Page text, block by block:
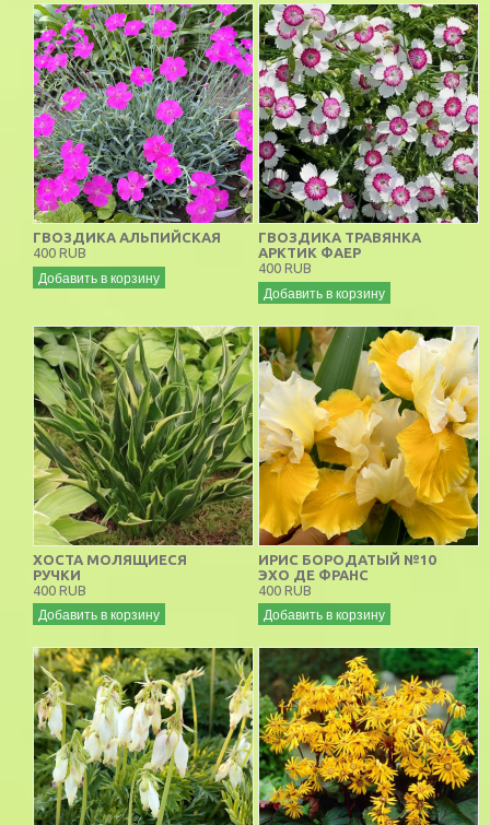
ГВОЗДИКА АЛЬПИЙСКАЯ
400 RUB
Добавить в корзину
ГВОЗДИКА ТРАВЯНКА
АРКТИК ФАЕР
400 RUB
Добавить в корзину
ХОСТА МОЛЯЩИЕСЯ
РУЧКИ
400 RUB
Добавить в корзину
ИРИС БОРОДАТЫЙ №10
ЭХО ДЕ ФРАНС
400 RUB
Добавить в корзину